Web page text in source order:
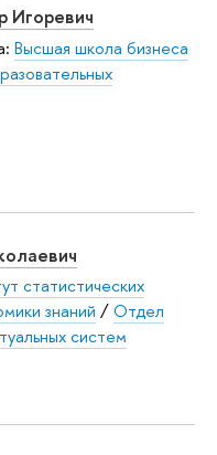
Игоревич
Высшая школа бизнеса
статистических
знаний /Отдел
систем